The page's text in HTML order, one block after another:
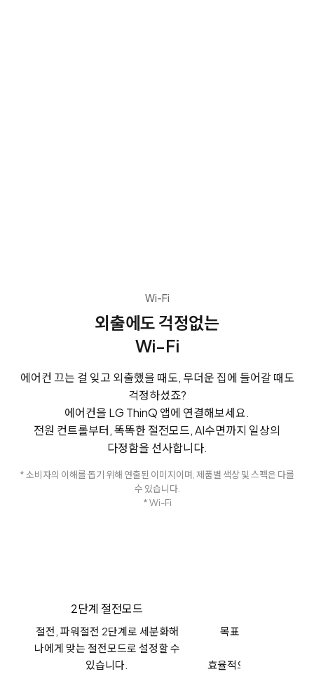
Wi-Fi
외출에도 걱정없는
Wi-Fi
에어컨 끄는 걸 잊고 외출했을 때도, 무더운 집에 들어갈 때도
걱정하셨죠?
에어컨을 LG ThinQ 앱에 연결해보세요.
전원 컨트롤부터, 똑똑한 절전모드, AI수면까지 일상의
다정함을 선사합니다.
* 소비자의 이해를 돕기 위해 연출된 이미지이며, 제품별 색상 및 스펙은 다를
수 있습니다.
* Wi-Fi
2단계 절전모드
절전, 파워절전 2단계로 세분화해
나에게 맞는 절전모드로 설정할 수
있습니다.
목표 사용량을 설정
효율적으로 모니터링 할